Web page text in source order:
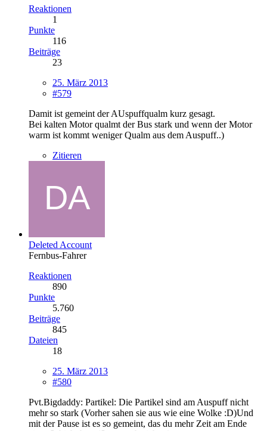
Reaktionen
1
Punkte
116
Beiträge
23
25. März 2013
#579
Damit ist gemeint der AUspuffqualm kurz gesagt.
Bei kalten Motor qualmt der Bus stark und wenn der Motor
warm ist kommt weniger Qualm aus dem Auspuff..)
Zitieren
Deleted Account
Fernbus-Fahrer
Reaktionen
890
Punkte
5.760
Beiträge
845
Dateien
18
25. März 2013
#580
Pvt.Bigdaddy: Partikel: Die Partikel sind am Auspuff nicht
mehr so stark (Vorher sahen sie aus wie eine Wolke :D)Und
mit der Pause ist es so gemeint, das du mehr Zeit am Ende